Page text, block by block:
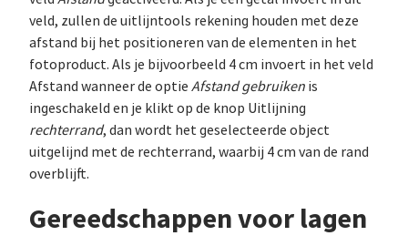
veld, zullen de uitlijntools rekening houden met deze
afstand bij het positioneren van de elementen in het
fotoproduct. Als je bijvoorbeeld 4 cm invoert in het veld
Afstand wanneer de optie Afstand gebruiken is
ingeschakeld en je klikt op de knop Uitlijning
rechterrand, dan wordt het geselecteerde object
uitgelijnd met de rechterrand, waarbij 4 cm van de rand
overblijft.
Gereedschappen voor lagen